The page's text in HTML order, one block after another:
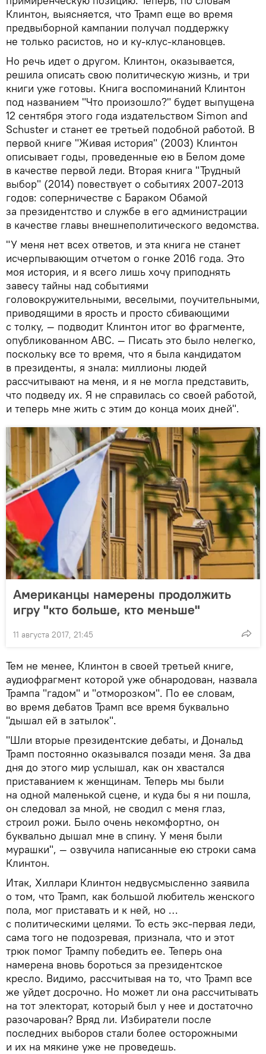
Клинтон, выясняется, что Трамп еще во время
предвыборной кампании получал поддержку
не только расистов, но и ку-клус-клановцев.
Но речь идет о другом. Клинтон, оказывается,
решила описать свою политическую жизнь, и три
книги уже готовы. Книга воспоминаний Клинтон
под названием "Что произошло?" будет выпущена
12 сентября этого года издательством Simon and
Schuster и станет ее третьей подобной работой. В
первой книге "Живая история" (2003) Клинтон
описывает годы, проведенные ею в Белом доме
в качестве первой леди. Вторая книга "Трудный
выбор" (2014) повествует о событиях 2007-2013
годов: соперничестве с Бараком Обамой
за президентство и службе в его администрации
в качестве главы внешнеполитического ведомства.
"У меня нет всех ответов, и эта книга не станет
исчерпывающим отчетом о гонке 2016 года. Это
моя история, и я всего лишь хочу приподнять
завесу тайны над событиями
головокружительными, веселыми, поучительными,
приводящими в ярость и просто сбивающими
с толку, — подводит Клинтон итог во фрагменте,
опубликованном ABC. — Писать это было нелегко,
поскольку все то время, что я была кандидатом
в президенты, я знала: миллионы людей
рассчитывают на меня, и я не могла представить,
что подведу их. Я не справилась со своей работой,
и теперь мне жить с этим до конца моих дней".
Американцы намерены продолжить
игру "кто больше, кто меньше"
11 августа 2017, 21:45
Тем не менее, Клинтон в своей третьей книге,
аудиофрагмент которой уже обнародован, назвала
Трампа "гадом" и "отморозком". По ее словам,
во время дебатов Трамп все время буквально
"дышал ей в затылок".
"Шли вторые президентские дебаты, и Дональд
Трамп постоянно оказывался позади меня. За два
дня до этого мир услышал, как он хвастался
приставанием к женщинам. Теперь мы были
на одной маленькой сцене, и куда бы я ни пошла,
он следовал за мной, не сводил с меня глаз,
строил рожи. Было очень некомфортно, он
буквально дышал мне в спину. У меня были
мурашки", — озвучила написанные ею строки сама
Клинтон.
Итак, Хиллари Клинтон недвусмысленно заявила
о том, что Трамп, как большой любитель женского
пола, мог приставать и к ней, но …
с политическими целями. То есть экс-первая леди,
сама того не подозревая, признала, что и этот
трюк помог Трампу победить ее. Теперь она
намерена вновь бороться за президентское
кресло. Видимо, рассчитывая на то, что Трамп все
же уйдет досрочно. Но может ли она рассчитывать
на тот электорат, который был у нее и достаточно
разочарован? Вряд ли. Избиратели после
последних выборов стали более осторожными
и их на мякине уже не проведешь.